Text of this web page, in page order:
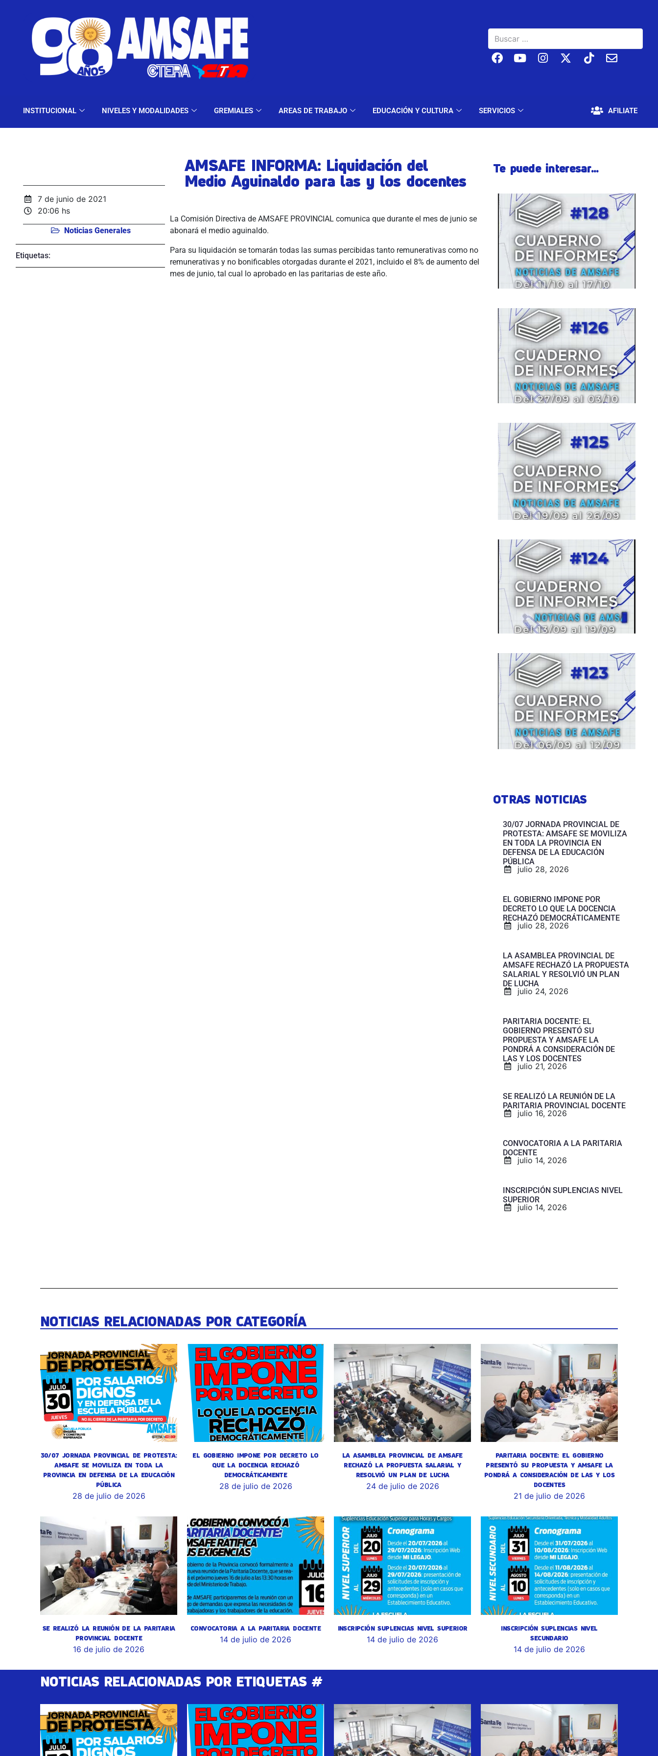
INSTITUCIONAL NIVELES Y MODALIDADES GREMIALES AREAS DE TRABAJO EDUCACIÓN Y CULTURA SERVICIOS AFILIATE
INSTITUCIONAL NIVELES Y MODALIDADES GREMIALES AREAS DE TRABAJO EDUCACIÓN Y CULTURA SERVICIOS
7 de junio de 2021
20:06 hs
Noticias Generales
Etiquetas:
AMSAFE INFORMA: Liquidación del
Medio Aguinaldo para las y los docentes
La Comisión Directiva de AMSAFE PROVINCIAL comunica que durante el mes de junio se
abonará el medio aguinaldo.
Para su liquidación se tomarán todas las sumas percibidas tanto remunerativas como no
remunerativas y no bonificables otorgadas durante el 2021, incluido el 8% de aumento del
mes de junio, tal cual lo aprobado en las paritarias de este año.
Te puede interesar...
OTRAS NOTICIAS
30/07 JORNADA PROVINCIAL DE
PROTESTA: AMSAFE SE MOVILIZA
EN TODA LA PROVINCIA EN
DEFENSA DE LA EDUCACIÓN
PÚBLICA
julio 28, 2026
EL GOBIERNO IMPONE POR
DECRETO LO QUE LA DOCENCIA
RECHAZÓ DEMOCRÁTICAMENTE
julio 28, 2026
LA ASAMBLEA PROVINCIAL DE
AMSAFE RECHAZÓ LA PROPUESTA
SALARIAL Y RESOLVIÓ UN PLAN
DE LUCHA
julio 24, 2026
PARITARIA DOCENTE: EL
GOBIERNO PRESENTÓ SU
PROPUESTA Y AMSAFE LA
PONDRÁ A CONSIDERACIÓN DE
LAS Y LOS DOCENTES
julio 21, 2026
SE REALIZÓ LA REUNIÓN DE LA
PARITARIA PROVINCIAL DOCENTE
julio 16, 2026
CONVOCATORIA A LA PARITARIA
DOCENTE
julio 14, 2026
INSCRIPCIÓN SUPLENCIAS NIVEL
SUPERIOR
julio 14, 2026
NOTICIAS RELACIONADAS POR CATEGORÍA
30/07 JORNADA PROVINCIAL DE PROTESTA:
AMSAFE SE MOVILIZA EN TODA LA
PROVINCIA EN DEFENSA DE LA EDUCACIÓN
PÚBLICA
28 de julio de 2026
EL GOBIERNO IMPONE POR DECRETO LO
QUE LA DOCENCIA RECHAZÓ
DEMOCRÁTICAMENTE
28 de julio de 2026
LA ASAMBLEA PROVINCIAL DE AMSAFE
RECHAZÓ LA PROPUESTA SALARIAL Y
RESOLVIÓ UN PLAN DE LUCHA
24 de julio de 2026
PARITARIA DOCENTE: EL GOBIERNO
PRESENTÓ SU PROPUESTA Y AMSAFE LA
PONDRÁ A CONSIDERACIÓN DE LAS Y LOS
DOCENTES
21 de julio de 2026
SE REALIZÓ LA REUNIÓN DE LA PARITARIA
PROVINCIAL DOCENTE
16 de julio de 2026
CONVOCATORIA A LA PARITARIA DOCENTE
14 de julio de 2026
INSCRIPCIÓN SUPLENCIAS NIVEL SUPERIOR
14 de julio de 2026
INSCRIPCIÓN SUPLENCIAS NIVEL
SECUNDARIO
14 de julio de 2026
NOTICIAS RELACIONADAS POR ETIQUETAS #